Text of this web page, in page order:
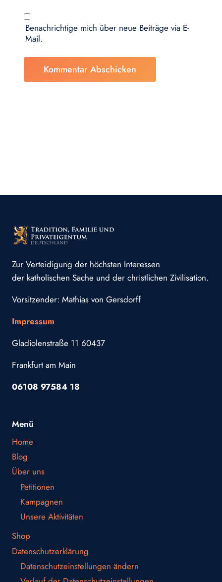
Benachrichtige mich über neue Beiträge via E-
Mail.
Zur Verteidigung der höchsten Interessen
der katholischen Sache und der christlichen Zivilisation.
Vorsitzender: Mathias von Gersdorff
Impressum
Gladiolenstraße 11 60437
Frankfurt am Main
06108 97584 18
Menü
Home
Blog
Über uns
Petitionen
Kampagnen
Unsere Aktivitäten
Shop
Datenschutzerklärung
Datenschutzeinstellungen ändern